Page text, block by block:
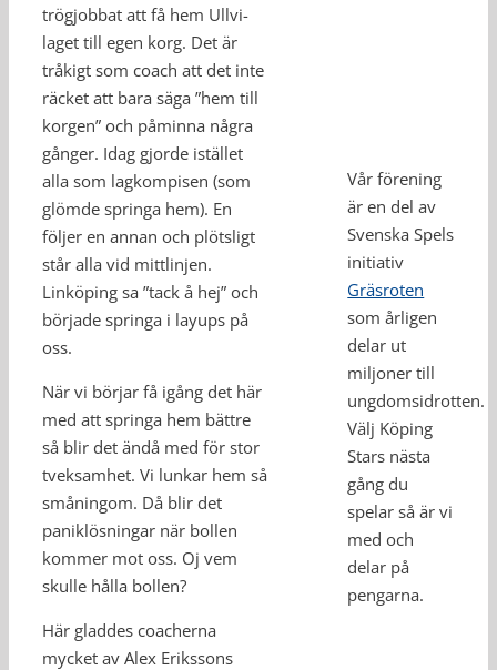
trögjobbat att få hem Ullvi-
laget till egen korg. Det är
tråkigt som coach att det inte
räcket att bara säga ”hem till
korgen” och påminna några
gånger. Idag gjorde istället
alla som lagkompisen (som
glömde springa hem). En
följer en annan och plötsligt
står alla vid mittlinjen.
Linköping sa ”tack å hej” och
började springa i layups på
oss.
När vi börjar få igång det här
med att springa hem bättre
så blir det ändå med för stor
tveksamhet. Vi lunkar hem så
småningom. Då blir det
paniklösningar när bollen
kommer mot oss. Oj vem
skulle hålla bollen?
Här gladdes coacherna
mycket av Alex Erikssons
Vår förening
är en del av
Svenska Spels
initiativ
Gräsroten
som årligen
delar ut
miljoner till
ungdomsidrotten.
Välj Köping
Stars nästa
gång du
spelar så är vi
med och
delar på
pengarna.